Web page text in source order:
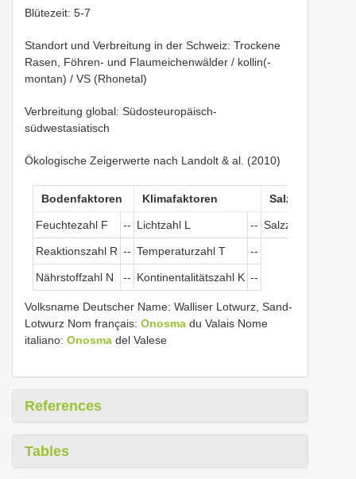
Blütezeit: 5-7
Standort und Verbreitung in der Schweiz: Trockene
Rasen, Föhren- und Flaumeichenwälder / kollin(-
montan) / VS (Rhonetal)
Verbreitung global: Südosteuropäisch-
südwestasiatisch
Ökologische Zeigerwerte nach Landolt & al. (2010)
Bodenfaktoren Klimafaktoren Salztoleranz
Feuchtezahl F -- Lichtzahl L -- Salzzeichen
Reaktionszahl R -- Temperaturzahl T --
Nährstoffzahl N -- Kontinentalitätszahl K --
Volksname Deutscher Name: Walliser Lotwurz, Sand-
Lotwurz Nom français: Onosma du Valais Nome
italiano: Onosma del Valese
References
Tables